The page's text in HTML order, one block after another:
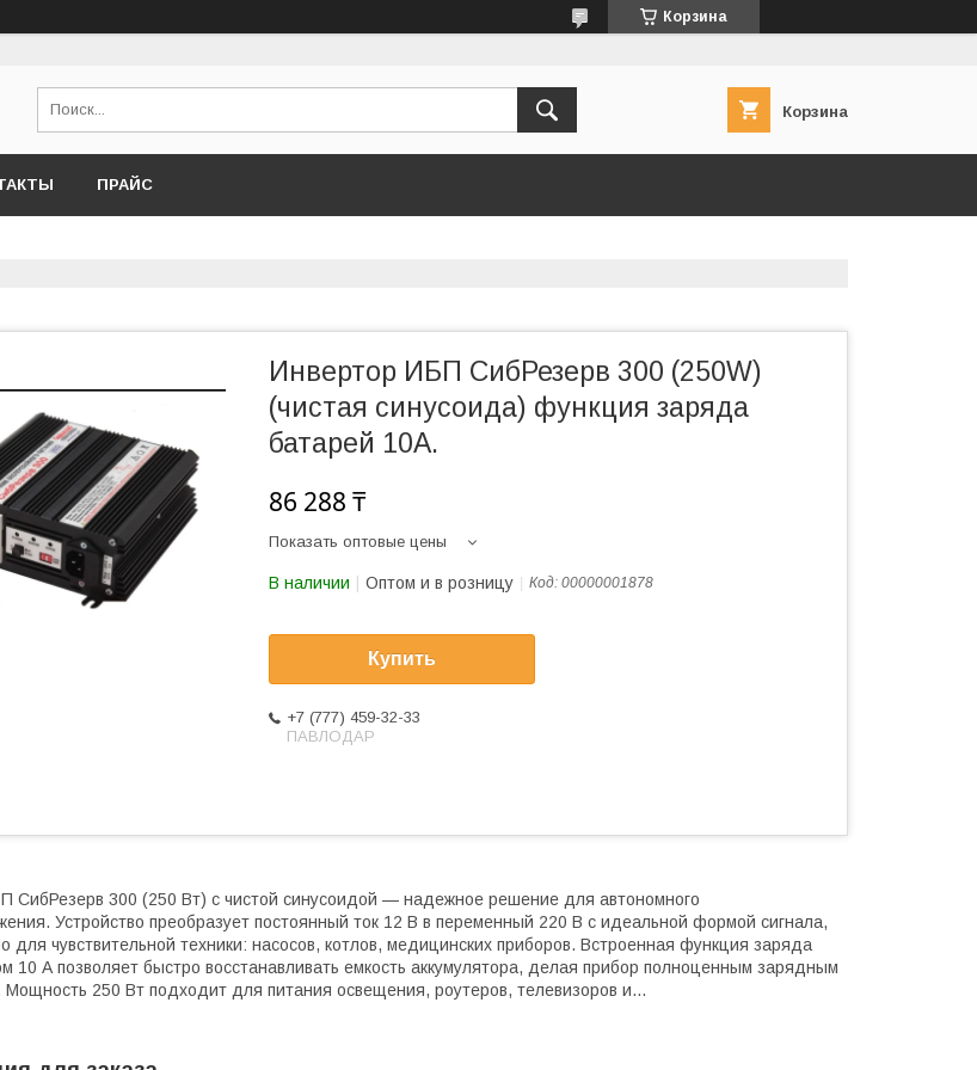
Корзина
Корзина
ПРАЙС
Инвертор ИБП СибРезерв 300 (250W)
(чистая синусоида) функция заряда
батарей 10А.
86 288 ₸
Показать оптовые цены
В наличии Оптом и в розницу Код: 00000001878
Купить
+7 (777) 459-32-33
ПАВЛОДАР
СибРезерв 300 (250 Вт) с чистой синусоидой — надежное решение для автономного
Устройство преобразует постоянный ток 12 В в переменный 220 В с идеальной формой сигнала,
для чувствительной техники: насосов, котлов, медицинских приборов. Встроенная функция заряда
10 А позволяет быстро восстанавливать емкость аккумулятора, делая прибор полноценным зарядным
Мощность 250 Вт подходит для питания освещения, роутеров, телевизоров и...